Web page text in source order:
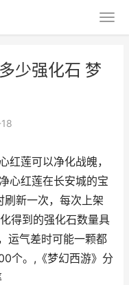
少强化石 梦
红莲可以净化战魄，
心红莲在长安城的宝
刷新一次，每次上架
得到的强化石数量具
运气差时可能一颗都
个。,《梦幻西游》分